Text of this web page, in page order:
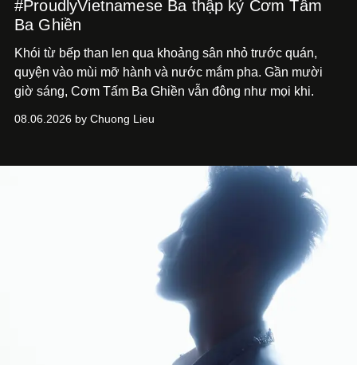
#ProudlyVietnamese Ba thập kỷ Cơm Tấm
Ba Ghiền
Khói từ bếp than len qua khoảng sân nhỏ trước quán,
quyện vào mùi mỡ hành và nước mắm pha. Gần mười
giờ sáng, Cơm Tấm Ba Ghiền vẫn đông như mọi khi.
08.06.2026 by Chuong Lieu